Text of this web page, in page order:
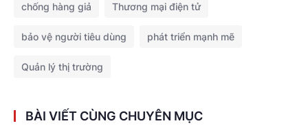
chống hàng giả Thương mại điện tử
bảo vệ người tiêu dùng phát triển mạnh mẽ
Quản lý thị trường
BÀI VIẾT CÙNG CHUYÊN MỤC